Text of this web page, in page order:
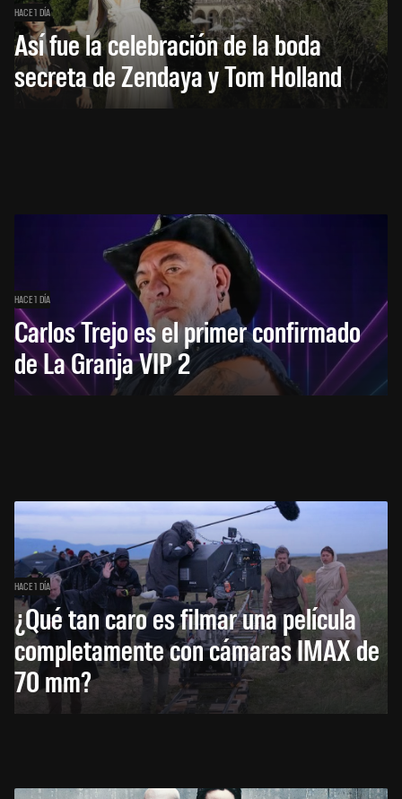
HACE 1 DÍA
Así fue la celebración de la boda
secreta de Zendaya y Tom Holland
HACE 1 DÍA
Carlos Trejo es el primer confirmado
de La Granja VIP 2
HACE 1 DÍA
¿Qué tan caro es filmar una película
completamente con cámaras IMAX de
70 mm?